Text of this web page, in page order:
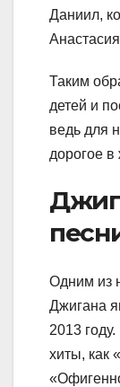
Даниил,
Таким
детей и
ведь для
дорогое в
Одним из
Джигана
2013
хиты, как